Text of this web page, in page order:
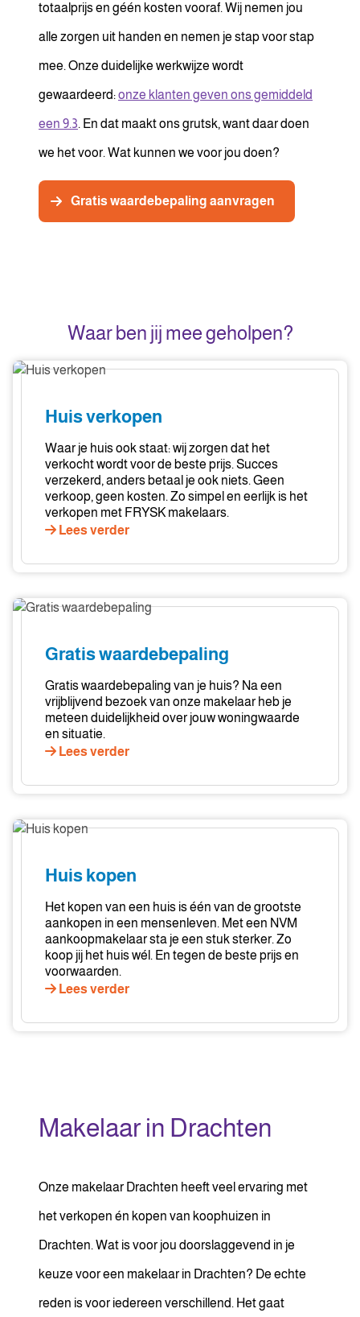
totaalprijs en géén kosten vooraf. Wij nemen jou
alle zorgen uit handen en nemen je stap voor stap
mee. Onze duidelijke werkwijze wordt
gewaardeerd:onze klanten geven ons gemiddeld
een 9.3. En dat maakt ons grutsk, want daar doen
we het voor. Wat kunnen we voor jou doen?
Gratis waardebepaling aanvragen
Waar ben jij mee geholpen?
Huis
Huis verkopen
Waar je huis ook staat: wij zorgen dat het
verkocht wordt voor de beste prijs. Succes
verzekerd, anders betaal je ook niets. Geen
verkoop, geen kosten. Zo simpel en eerlijk is het
verkopen met FRYSK makelaars.
Lees verder
Gratis
Gratis waardebepaling
Gratis waardebepaling van je huis? Na een
vrijblijvend bezoek van onze makelaar heb je
meteen duidelijkheid over jouw woningwaarde
en situatie.
Lees verder
Huis
Huis kopen
Het kopen van een huis is één van de grootste
aankopen in een mensenleven. Met een NVM
aankoopmakelaar sta je een stuk sterker. Zo
koop jij het huis wél. En tegen de beste prijs en
voorwaarden.
Lees verder
Makelaar in Drachten
Onze makelaar Drachten heeft veel ervaring met
het verkopen én kopen van koophuizen in
Drachten. Wat is voor jou doorslaggevend in je
keuze voor een makelaar in Drachten? De echte
reden is voor iedereen verschillend. Het gaat